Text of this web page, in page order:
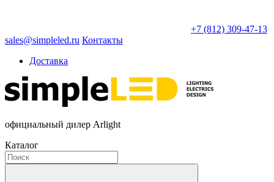
+7 (812) 309-47-13
sales@simpleled.ru Контакты
Доставка
официальный дилер Arlight
Каталог